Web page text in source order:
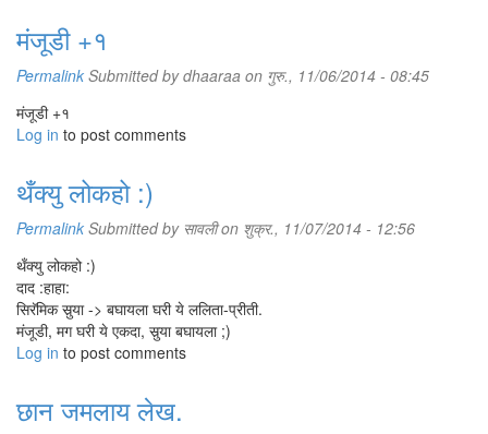
मंजूडी +१
Permalink Submitted bydhaaraa on गुरु., 11/06/2014 - 08:45
मंजूडी +१
Log in to post comments
थँक्यु लोकहो :)
Permalink Submitted by सावलीon शुक्र., 11/07/2014 - 12:56
थँक्यु लोकहो :)
दाद :हाहा:
सिरॅमिक सुर्‍या -> बघायला घरी ये ललिता-प्रीती.
मंजूडी, मग घरी ये एकदा, सुर्‍या बघायला ;)
Log in to post comments
छान जमलाय लेख.